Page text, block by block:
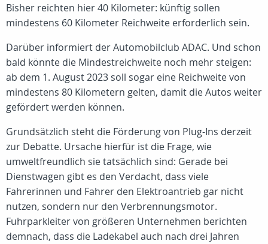
Bisher reichten hier 40 Kilometer: künftig sollen
mindestens 60 Kilometer Reichweite erforderlich sein.
Darüber informiert der Automobilclub ADAC. Und schon
bald könnte die Mindestreichweite noch mehr steigen:
ab dem 1. August 2023 soll sogar eine Reichweite von
mindestens 80 Kilometern gelten, damit die Autos weiter
gefördert werden können.
Grundsätzlich steht die Förderung von Plug-Ins derzeit
zur Debatte. Ursache hierfür ist die Frage, wie
umweltfreundlich sie tatsächlich sind: Gerade bei
Dienstwagen gibt es den Verdacht, dass viele
Fahrerinnen und Fahrer den Elektroantrieb gar nicht
nutzen, sondern nur den Verbrennungsmotor.
Fuhrparkleiter von größeren Unternehmen berichten
demnach, dass die Ladekabel auch nach drei Jahren